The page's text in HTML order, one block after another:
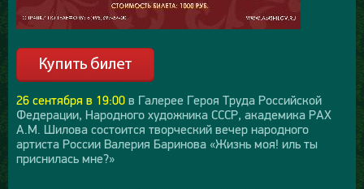
26 сентября в 19:00 в Галерее Героя Труда Российской
Федерации, Народного художника СССР, академика РАХ
А.М. Шилова состоится творческий вечер народного
артиста России Валерия Баринова «Жизнь моя! иль ты
приснилась мне?»